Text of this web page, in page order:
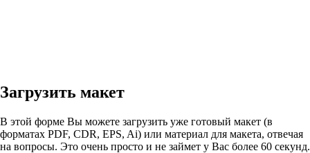
Загрузить макет
В этой форме Вы можете загрузить уже готовый макет (в
форматах PDF, CDR, EPS, Ai) или материал для макета, отвечая
на вопросы. Это очень просто и не займет у Вас более 60 секунд.